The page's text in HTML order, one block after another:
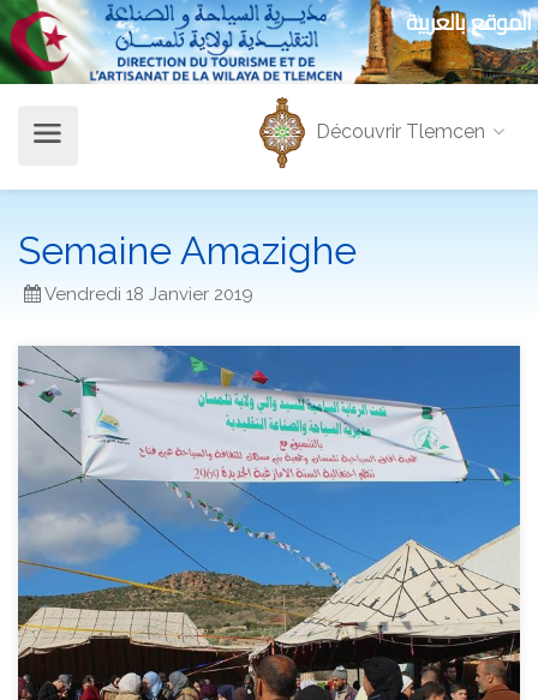
الموقع بالعربية
Découvrir Tlemcen
Semaine Amazighe
Vendredi 18 Janvier 2019